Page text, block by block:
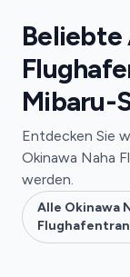
Mibaru-
Entdecken Sie
Okinawa Naha
werden.
Alle Okinawa